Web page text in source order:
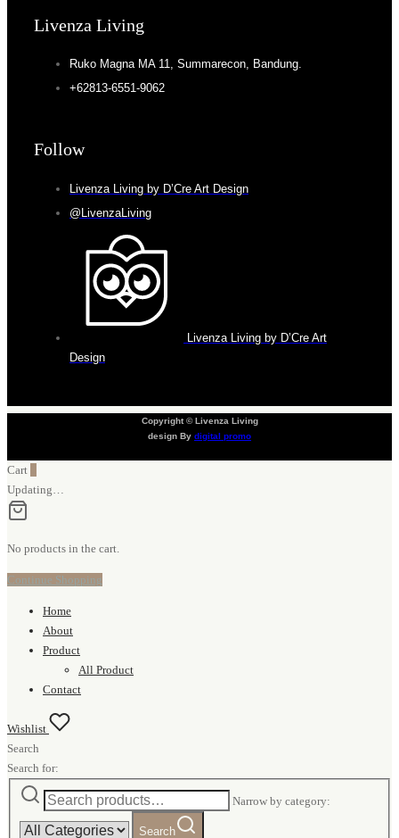
Livenza Living
Ruko Magna MA 11, Summarecon, Bandung.
+62813-6551-9062
Follow
Livenza Living by D’Cre Art Design
@LivenzaLiving
Livenza Living by D’Cre Art
Design
Copyright © Livenza Living
design By digital promo
Cart
Updating…
No products in the cart.
Continue Shopping
Home
About
Product
All Product
Contact
Wishlist
Search
Search for:
Narrow by category:
Search